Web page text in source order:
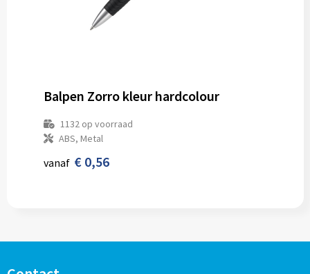
Balpen Zorro kleur hardcolour
1132op voorraad
ABS, Metal
vanaf € 0,56